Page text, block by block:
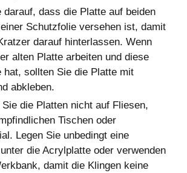
darauf, dass die Platte auf beiden
Schutzfolie versehen ist, damit
darauf hinterlassen. Wenn
alten Platte arbeiten und diese
hat, sollten Sie die Platte mit
abkleben.
Sie die Platten nicht auf Fliesen,
Tischen oder
Legen Sie unbedingt eine
die Acrylplatte oder verwenden
damit die Klingen keine